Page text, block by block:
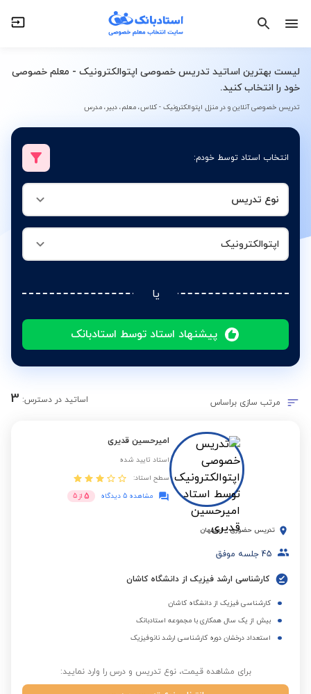
لیست بهترین اساتید تدریس خصوصی اپتوالکترونیک - معلم خصوصی
خود را انتخاب کنید.
تدریس خصوصی آنلاین و در منزل اپتوالکترونیک - کلاس، معلم، دبیر، مدرس
انتخاب استاد توسط خودم:
نوع تدریس
اپتوالکترونیک
یا
پیشنهاد استاد توسط استادبانک
اپتوالکترونیک
مرتب سازی براساس اساتید در دسترس: 3
امیرحسین قدیری
استاد تایید شده
سطح استاد:
مشاهده 5 دیدگاه
5 از 5
تدریس حضوری - اصفهان
45 جلسه موفق
کارشناسی ارشد فیزیک از دانشگاه کاشان
کارشناسی فیزیک از دانشگاه کاشان
بیش از یک سال همکاری با مجموعه استادبانک
استعداد درخشان دوره کارشناسی ارشد نانوفیزیک
برای مشاهده قیمت، نوع تدریس و درس را وارد نمایید: